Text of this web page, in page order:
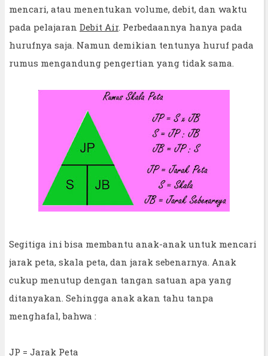
mencari, atau menentukan volume, debit, dan waktu
pada pelajaran Debit Air. Perbedaannya hanya pada
hurufnya saja. Namun demikian tentunya huruf pada
rumus mengandung pengertian yang tidak sama.
Segitiga ini bisa membantu anak-anak untuk mencari
jarak peta, skala peta, dan jarak sebenarnya. Anak
cukup menutup dengan tangan satuan apa yang
ditanyakan. Sehingga anak akan tahu tanpa
menghafal, bahwa :
JP = Jarak Peta